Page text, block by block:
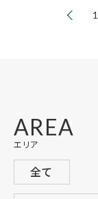
1
AREA
エリア
全て